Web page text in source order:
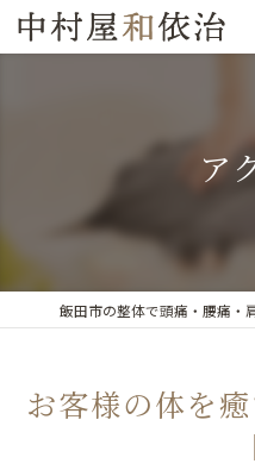
ア
お客様の体を